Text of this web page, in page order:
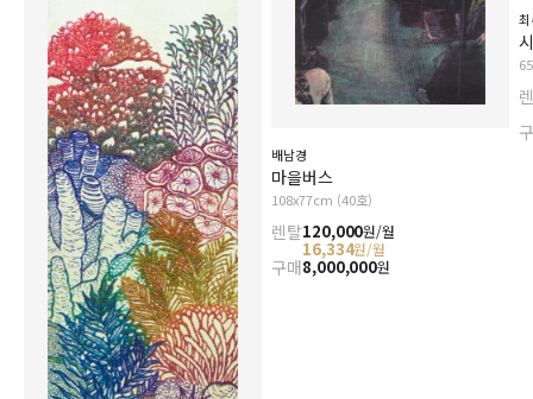
배남경
마을버스
108x77cm (40호)
렌탈120,000원/월
16,334원/월
구매8,000,000원